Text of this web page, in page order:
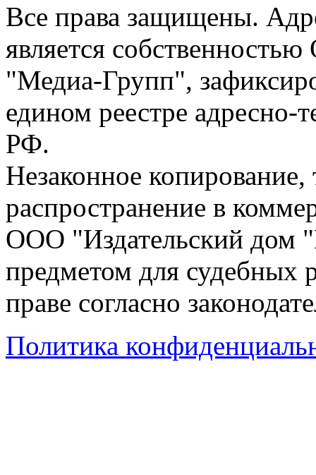
Все права защищены.
является
"Медиа-Групп",
едином реестре адресно-
РФ.
Незаконное
распространение в
ООО "Издательский дом
предметом для судебных
праве согласно
Политика